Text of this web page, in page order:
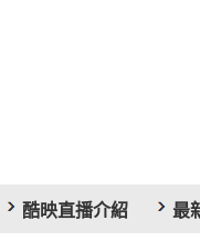
酷映直播介紹 最